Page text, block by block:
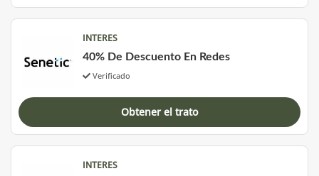
INTERES
40% De Descuento En Redes
Verificado
Obtener el trato
INTERES